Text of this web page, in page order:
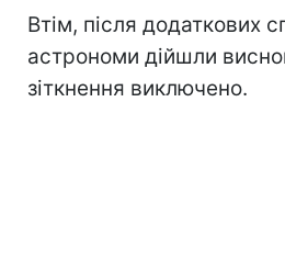
Втім, після додаткових
астрономи дійшли
зіткнення виключено.